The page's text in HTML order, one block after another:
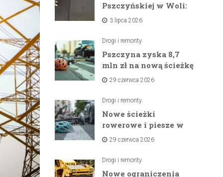
Pszczyńskiej w Woli:
Wielka inwestycja
horyzoncie
3 lipca 2026
Drogi i remonty
Pszczyna zyska 8,7
mln zł na nową ścieżkę
rowerową między
29 czerwca 2026
Drogi i remonty
Nowe ścieżki
rowerowe i piesze w
gminach Suszec i
unijnemu wsparciu
29 czerwca 2026
Drogi i remonty
Nowe ograniczenia